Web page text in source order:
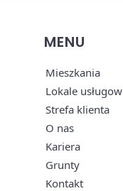
MENU
Mieszkania
Lokale
Strefa klienta
O nas
Kariera
Grunty
Kontakt